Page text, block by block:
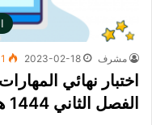
مشرف 2023-02-18
اختبار نهائي
الفصل الثاني 1444 هـ